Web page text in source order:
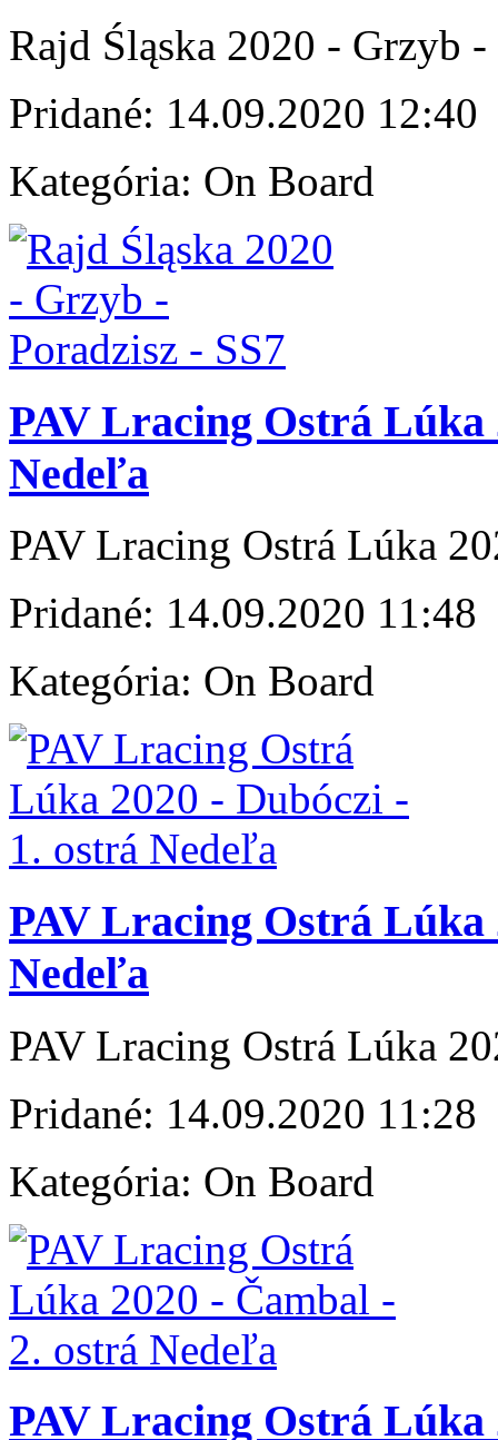
Rajd Śląska 2020 - Grzyb
Pridané: 14.09.2020 12:40
Kategória: On Board
PAV Lracing Ostrá Lúka
Nedeľa
PAV Lracing Ostrá Lúka
Pridané: 14.09.2020 11:48
Kategória: On Board
PAV Lracing Ostrá Lúka
Nedeľa
PAV Lracing Ostrá Lúka
Pridané: 14.09.2020 11:28
Kategória: On Board
PAV Lracing Ostrá Lúka